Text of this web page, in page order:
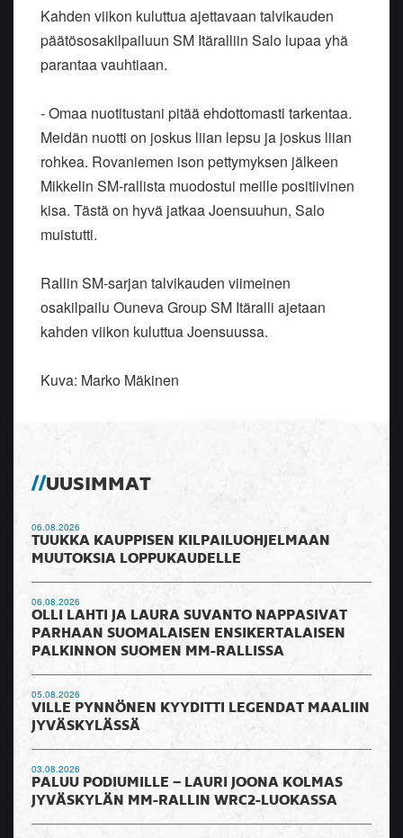
Kahden viikon kuluttua ajettavaan talvikauden
päätösosakilpailuun SM Itäralliin Salo lupaa yhä
parantaa vauhtiaan.
- Omaa nuotitustani pitää ehdottomasti tarkentaa.
Meidän nuotti on joskus liian lepsu ja joskus liian
rohkea. Rovaniemen ison pettymyksen jälkeen
Mikkelin SM-rallista muodostui meille positiivinen
kisa. Tästä on hyvä jatkaa Joensuuhun, Salo
muistutti.
Rallin SM-sarjan talvikauden viimeinen
osakilpailu Ouneva Group SM Itäralli ajetaan
kahden viikon kuluttua Joensuussa.
Kuva: Marko Mäkinen
UUSIMMAT
06.08.2026
TUUKKA KAUPPISEN KILPAILUOHJELMAAN
MUUTOKSIA LOPPUKAUDELLE
06.08.2026
OLLI LAHTI JA LAURA SUVANTO NAPPASIVAT
PARHAAN SUOMALAISEN ENSIKERTALAISEN
PALKINNON SUOMEN MM-RALLISSA
05.08.2026
VILLE PYNNÖNEN KYYDITTI LEGENDAT MAALIIN
JYVÄSKYLÄSSÄ
03.08.2026
PALUU PODIUMILLE – LAURI JOONA KOLMAS
JYVÄSKYLÄN MM-RALLIN WRC2-LUOKASSA